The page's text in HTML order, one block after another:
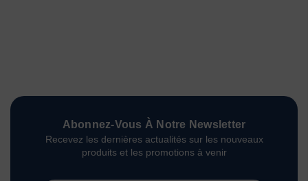
Abonnez-Vous À Notre Newsletter
Recevez les dernières actualités sur les nouveaux
produits et les promotions à venir